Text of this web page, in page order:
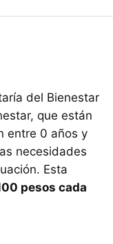
del Bienestar
que están
entre 0 años y
necesidades
Esta
pesos cada